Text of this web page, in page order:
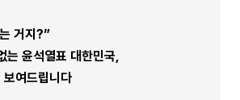
거지?”
는 윤석열표 대한민국,
보여드립니다